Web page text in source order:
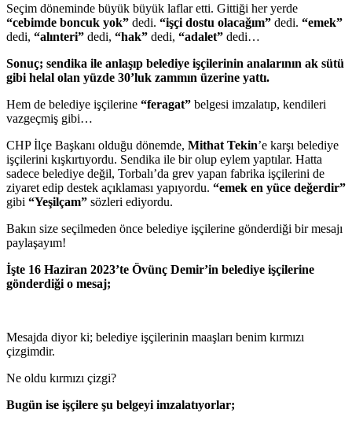
Seçim döneminde büyük büyük laflar etti. Gittiği her yerde
“cebimde boncuk yok” dedi. “işçi dostu olacağım” dedi. “emek”
dedi, “alınteri” dedi, “hak” dedi, “adalet” dedi…
Sonuç; sendika ile anlaşıp belediye işçilerinin analarının ak sütü
gibi helal olan yüzde 30’luk zammın üzerine yattı.
Hem de belediye işçilerine “feragat” belgesi imzalatıp, kendileri
vazgeçmiş gibi…
CHP İlçe Başkanı olduğu dönemde, Mithat Tekin’e karşı belediye
işçilerini kışkırtıyordu. Sendika ile bir olup eylem yaptılar. Hatta
sadece belediye değil, Torbalı’da grev yapan fabrika işçilerini de
ziyaret edip destek açıklaması yapıyordu. “emek en yüce değerdir”
gibi “Yeşilçam” sözleri ediyordu.
Bakın size seçilmeden önce belediye işçilerine gönderdiği bir mesajı
paylaşayım!
İşte 16 Haziran 2023’te Övünç Demir’in belediye işçilerine
gönderdiği o mesaj;
Mesajda diyor ki; belediye işçilerinin maaşları benim kırmızı
çizgimdir.
Ne oldu kırmızı çizgi?
Bugün ise işçilere şu belgeyi imzalatıyorlar;